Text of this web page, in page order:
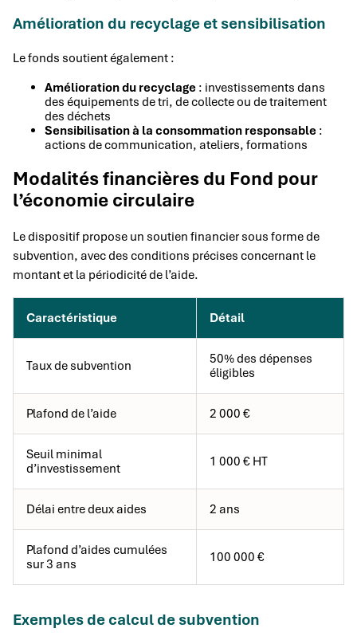
Amélioration du recyclage et sensibilisation
Le fonds soutient également :
Amélioration du recyclage : investissements dans
des équipements de tri, de collecte ou de traitement
des déchets
Sensibilisation à la consommation responsable :
actions de communication, ateliers, formations
Modalités financières du Fond pour
l’économie circulaire
Le dispositif propose un soutien financier sous forme de
subvention, avec des conditions précises concernant le
montant et la périodicité de l’aide.
Caractéristique Détail
Taux de subvention
50% des dépenses
éligibles
Plafond de l’aide 2 000 €
Seuil minimal
d’investissement
1 000 € HT
Délai entre deux aides 2 ans
Plafond d’aides cumulées
sur 3 ans
100 000 €
Exemples de calcul de subvention